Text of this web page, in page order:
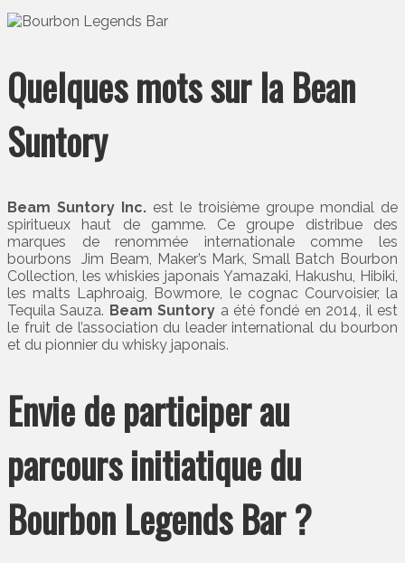
Quelques mots sur la Bean
Suntory
Beam Suntory Inc. est le troisième groupe mondial de
spiritueux haut de gamme. Ce groupe distribue des
marques de renommée internationale comme les
bourbons Jim Beam, Maker’s Mark, Small Batch Bourbon
Collection, les whiskies japonais Yamazaki, Hakushu, Hibiki,
les malts Laphroaig, Bowmore, le cognac Courvoisier, la
Tequila Sauza. Beam Suntory a été fondé en 2014, il est
le fruit de l’association du leader international du bourbon
et du pionnier du whisky japonais.
Envie de participer au
parcours initiatique du
Bourbon Legends Bar ?